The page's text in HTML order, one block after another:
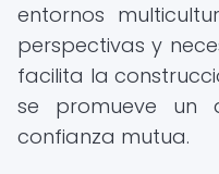
entornos
perspectivas y
facilita la
se promueve un
confianza mutua.